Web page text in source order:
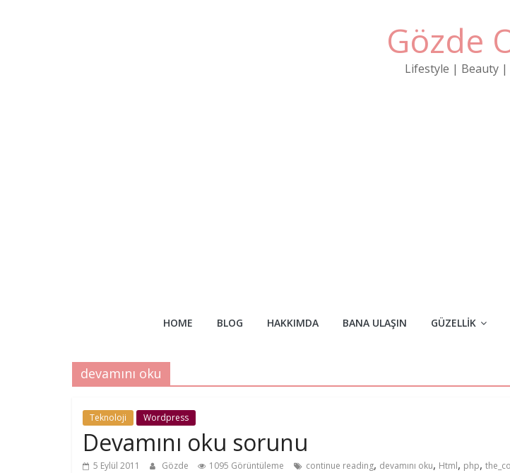
Gözde
Lifestyle | Beauty |
HOME BLOG HAKKIMDA BANA ULAŞIN GÜZELLIK
devamını oku
Teknoloji Wordpress
Devamını oku sorunu
5 Eylül 2011 Gözde 1095 Görüntüleme continue reading, devamını oku, Html, php,